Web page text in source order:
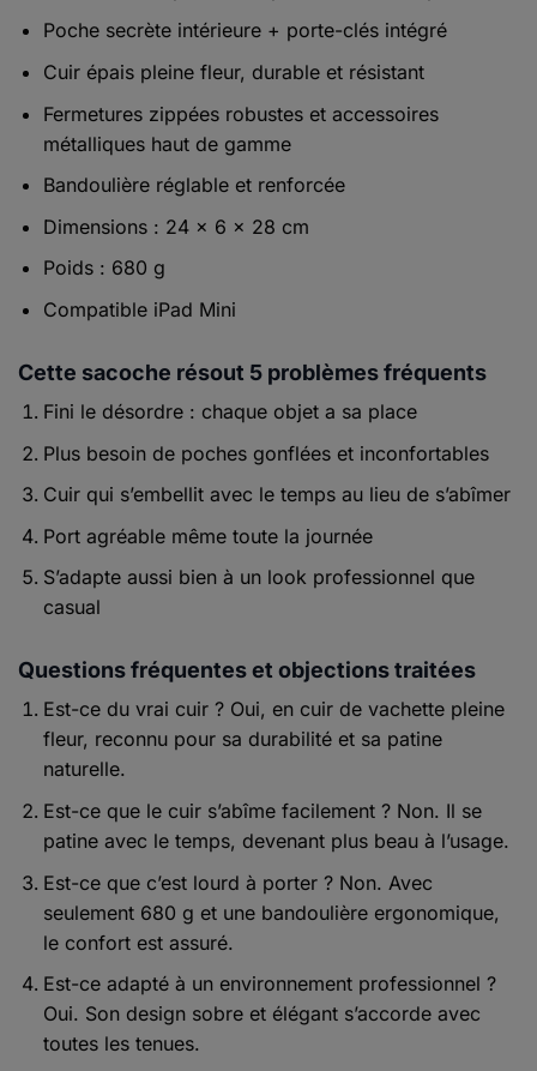
Poche secrète intérieure + porte-clés intégré
Cuir épais pleine fleur, durable et résistant
Fermetures zippées robustes et accessoires
métalliques haut de gamme
Bandoulière réglable et renforcée
Dimensions : 24 × 6 × 28 cm
Poids : 680 g
Compatible iPad Mini
Cette sacoche résout 5 problèmes fréquents
Fini le désordre : chaque objet a sa place
Plus besoin de poches gonflées et inconfortables
Cuir qui s’embellit avec le temps au lieu de s’abîmer
Port agréable même toute la journée
S’adapte aussi bien à un look professionnel que
casual
Questions fréquentes et objections traitées
Est-ce du vrai cuir ? Oui, en cuir de vachette pleine
fleur, reconnu pour sa durabilité et sa patine
naturelle.
Est-ce que le cuir s’abîme facilement ? Non. Il se
patine avec le temps, devenant plus beau à l’usage.
Est-ce que c’est lourd à porter ? Non. Avec
seulement 680 g et une bandoulière ergonomique,
le confort est assuré.
Est-ce adapté à un environnement professionnel ?
Oui. Son design sobre et élégant s’accorde avec
toutes les tenues.